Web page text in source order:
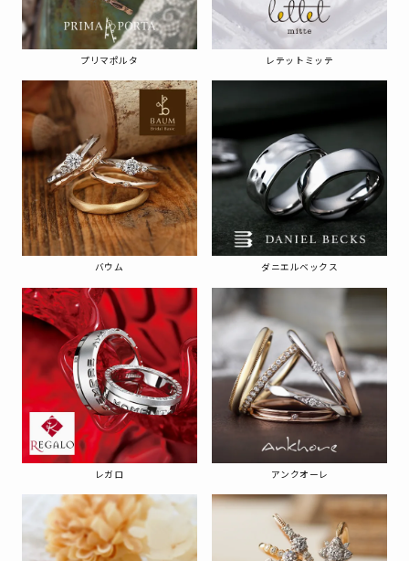
プリマポルタ レテットミッテ
バウム ダニエルベックス
レガロ アンクオーレ